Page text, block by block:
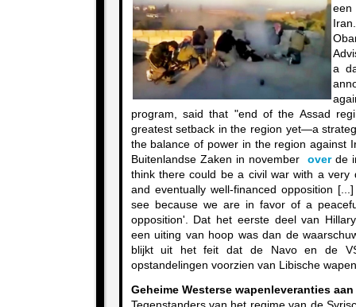
a
program, said that "end of the Assad
greatest setback in the region yet—a
the balance of power in the region against
Buitenlandse Zaken in november overde
think there could be a civil war with a very
and eventually well-financed opposition
see because we are in favor of a
opposition'. Dat het eerste deel van
een uiting van hoop was dan de
blijkt uit het feit dat de Navo en de
opstandelingen voorzien van Libische
Geheime Westerse wapenleveranties